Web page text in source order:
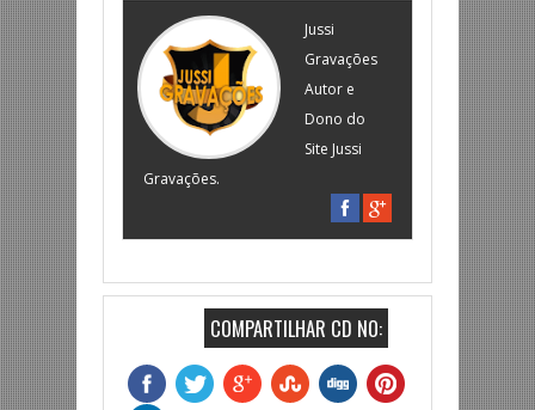
Jussi
Gravações
Autor e
Dono do
Site Jussi
Gravações.
COMPARTILHAR CD NO: